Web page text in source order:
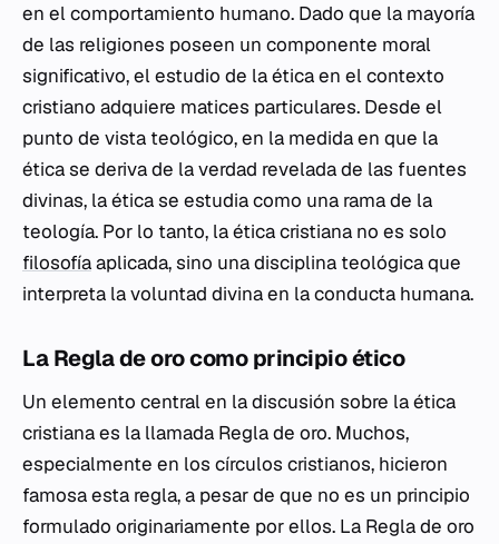
en el comportamiento humano. Dado que la mayoría
de las religiones poseen un componente moral
significativo, el estudio de la ética en el contexto
cristiano adquiere matices particulares. Desde el
punto de vista teológico, en la medida en que la
ética se deriva de la verdad revelada de las fuentes
divinas, la ética se estudia como una rama de la
teología. Por lo tanto, la ética cristiana no es solo
filosofíaaplicada, sino una disciplina teológica que
interpreta la voluntad divina en la conducta humana.
La Regla de oro como principio ético
Un elemento central en la discusión sobre la ética
cristiana es la llamada Regla de oro. Muchos,
especialmente en los círculos cristianos, hicieron
famosa esta regla, a pesar de que no es un principio
formulado originariamente por ellos. La Regla de oro